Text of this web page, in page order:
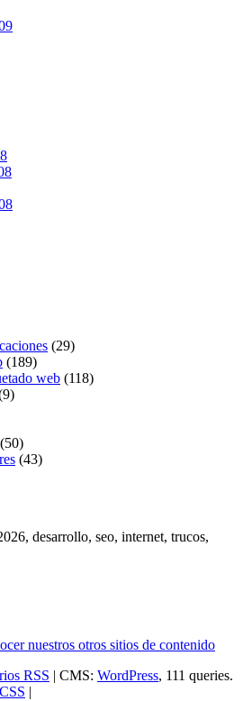
(29)
(189)
web (118)
(50)
(43)
desarrollo, seo, internet, trucos,
nuestros otros sitios de contenido
RSS | CMS: WordPress, 111 queries.
CSS |